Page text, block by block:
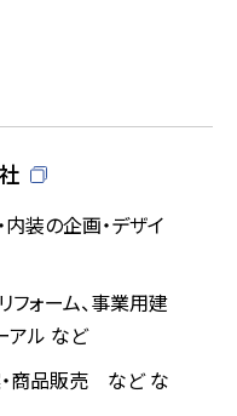
内装の企画・デザイ
フォーム、事業用建
アル など
・商品販売 など な